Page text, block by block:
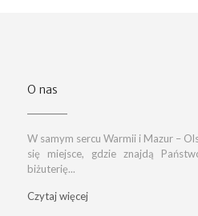
O nas
W samym sercu Warmii i Mazur –
się miejsce, gdzie znajdą
biżuterię...
Czytaj więcej